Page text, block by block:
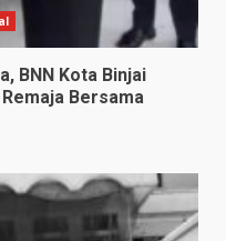
BNN Kota Binjai
Bersama